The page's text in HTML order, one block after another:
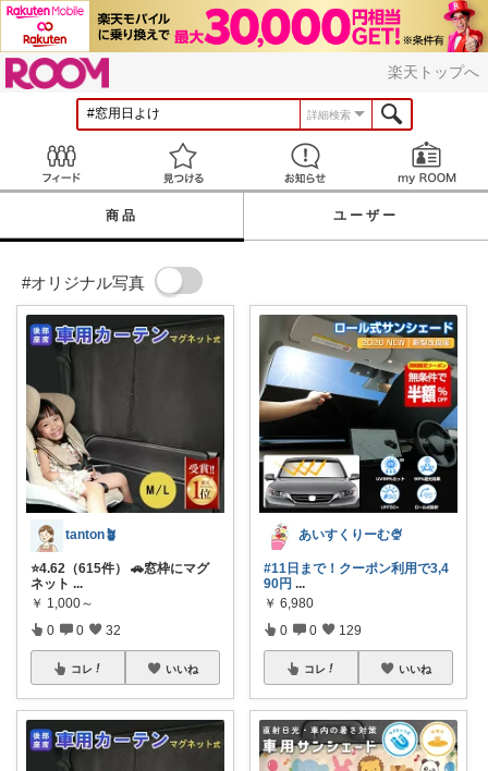
楽天トップへ
詳細検索
見つける お知らせ
商品 ユーザー
#オリジナル写真
tanton🪴
⭐4.62（615件） 🚗窓枠にマグ
ネット ...
￥ 1,000～
0 0 32
コレ いいね
あいすくりーむ🍨
#11日まで！クーポン利用で3,4
90円 ...
￥ 6,980
0 0 129
コレ いいね